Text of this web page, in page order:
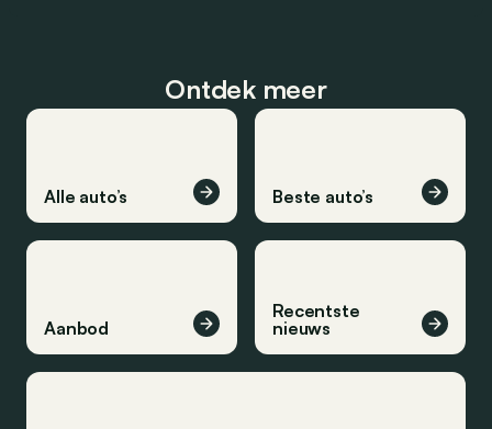
Ontdek meer
Alle auto’s Beste auto’s
Aanbod
Recentste
nieuws